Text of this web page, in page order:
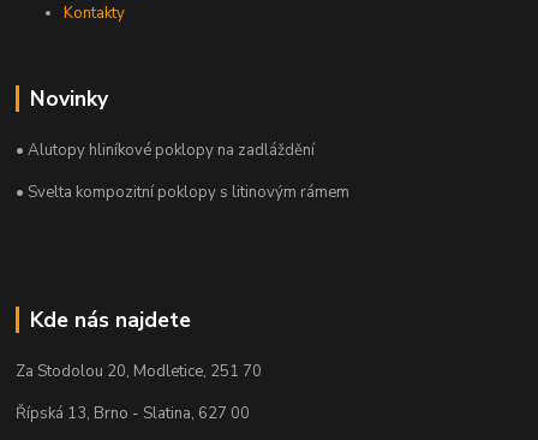
Kontakty
Novinky
• Alutopy hliníkové poklopy na zadláždění
• Svelta kompozitní poklopy s litinovým rámem
Kde nás najdete
Za Stodolou 20, Modletice, 251 70
Řípská 13, Brno - Slatina, 627 00